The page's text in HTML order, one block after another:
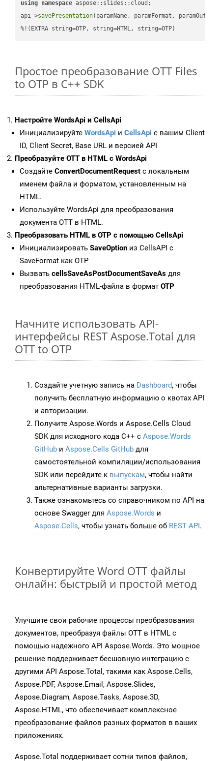
using namespace aspose::slides::cloud;
api->savePresentation(paramName, paramFormat,
%!(EXTRA string=OTP, string=HTML, string=OTP)
Простое преобразование OTT Files
to OTP в C++ SDK
Настройте WordsApi и CellsApi
Инициализируйте WordsApi и CellsApi с вашим Client
ID, Client Secret, Base URL и версией API
Преобразуйте OTT в HTML с WordsApi
Создайте ConvertDocumentRequest с локальным
именем файла и форматом, установленным на
HTML.
Используйте WordsApi для преобразования
документа OTT в HTML.
Преобразовать HTML в OTP с помощью CellsApi
Инициализировать SaveOption из CellsAPI с
SaveFormat как OTP
Вызвать cellsSaveAsPostDocumentSaveAs для
преобразования HTML-файла в формат OTP
Начните использовать API-
интерфейсы REST Aspose.Total для
OTT to OTP
Создайте учетную запись на Dashboard, чтобы
получить бесплатную информацию о квотах API
и авторизации.
Получите Aspose.Words и Aspose.Cells Cloud
SDK для исходного кода C++ с Aspose.Words
GitHub и Aspose.Cells GitHub для
самостоятельной компиляции/использования
SDK или перейдите к выпускам, чтобы найти
альтернативные варианты загрузки.
Также ознакомьтесь со справочником по API на
основе Swagger для Aspose.Words и
Aspose.Cells, чтобы узнать больше об REST API.
Конвертируйте Word OTT файлы
онлайн: быстрый и простой метод
Улучшите свои рабочие процессы преобразования
документов, преобразуя файлы OTT в HTML с
помощью надежного API Aspose.Words. Это мощное
решение поддерживает бесшовную интеграцию с
другими API Aspose.Total, такими как Aspose.Cells,
Aspose.PDF, Aspose.Email, Aspose.Slides,
Aspose.Diagram, Aspose.Tasks, Aspose.3D,
Aspose.HTML, что обеспечивает комплексное
преобразование файлов разных форматов в ваших
приложениях.
Aspose.Total поддерживает сотни типов файлов,